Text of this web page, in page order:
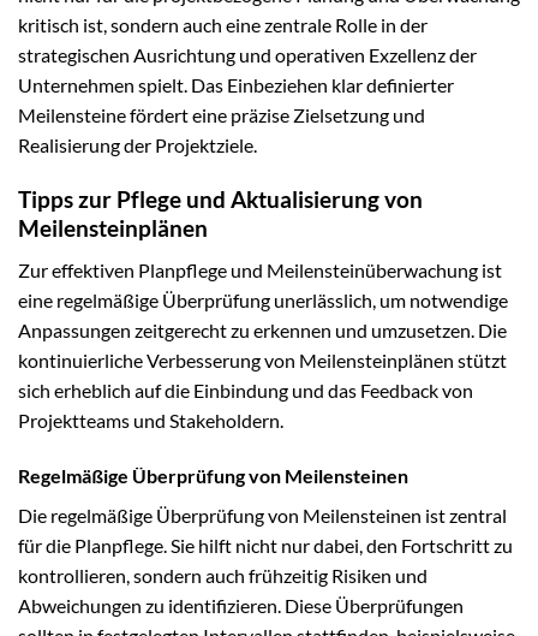
kritisch ist, sondern auch eine zentrale Rolle in der
strategischen Ausrichtung und operativen Exzellenz der
Unternehmen spielt. Das Einbeziehen klar definierter
Meilensteine fördert eine präzise Zielsetzung und
Realisierung der Projektziele.
Tipps zur Pflege und Aktualisierung von
Meilensteinplänen
Zur effektiven Planpflege und Meilensteinüberwachung ist
eine regelmäßige Überprüfung unerlässlich, um notwendige
Anpassungen zeitgerecht zu erkennen und umzusetzen. Die
kontinuierliche Verbesserung von Meilensteinplänen stützt
sich erheblich auf die Einbindung und das Feedback von
Projektteams und Stakeholdern.
Regelmäßige Überprüfung von Meilensteinen
Die regelmäßige Überprüfung von Meilensteinen ist zentral
für die Planpflege. Sie hilft nicht nur dabei, den Fortschritt zu
kontrollieren, sondern auch frühzeitig Risiken und
Abweichungen zu identifizieren. Diese Überprüfungen